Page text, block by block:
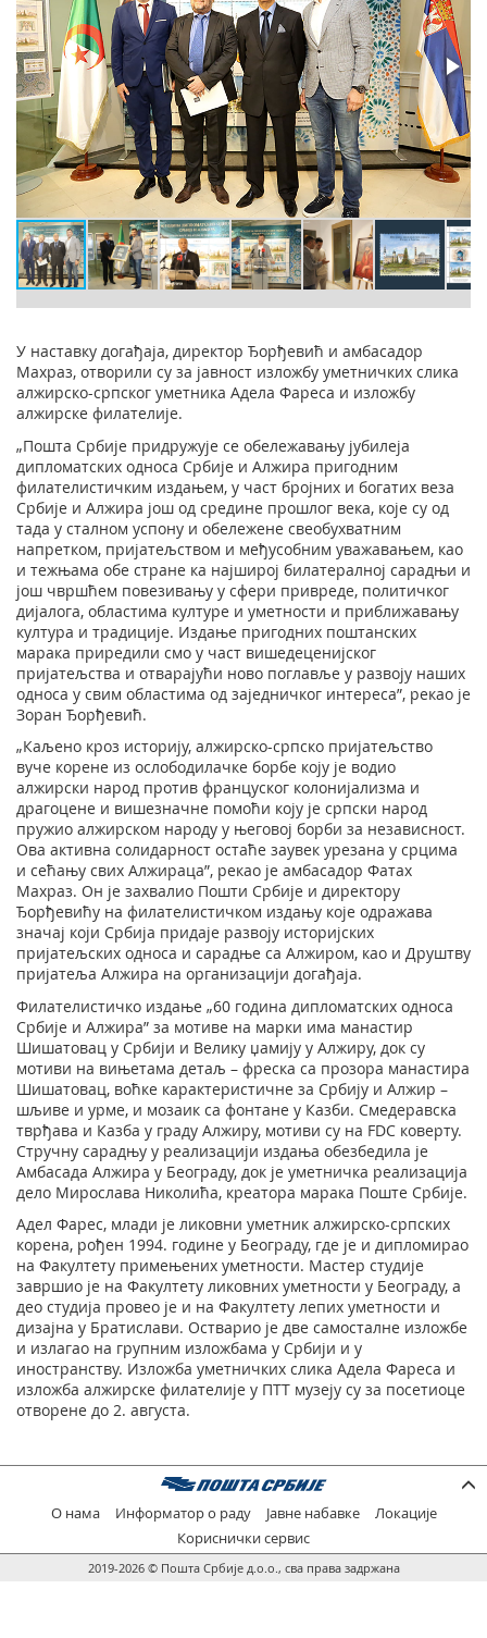
У наставку догађаја, директор Ђорђевић и амбасадор
Махраз, отворили су за јавност изложбу уметничких слика
алжирско-српског уметника Адела Фареса и изложбу
алжирске филателије.
„Пошта Србије придружује се обележавању јубилеја
дипломатских односа Србије и Алжира пригодним
филателистичким издањем, у част бројних и богатих веза
Србије и Алжира још од средине прошлог века, које су од
тада у сталном успону и обележене свеобухватним
напретком, пријатељством и међусобним уважавањем, као
и тежњама обе стране ка најширој билатералној сарадњи и
још чвршћем повезивању у сфери привреде, политичког
дијалога, областима културе и уметности и приближавању
култура и традиције. Издање пригодних поштанских
марака приредили смо у част вишедеценијског
пријатељства и отварајући ново поглавље у развоју наших
односа у свим областима од заједничког интереса”, рекао је
Зоран Ђорђевић.
„Каљено кроз историју, алжирско-српско пријатељство
вуче корене из ослободилачке борбе коју је водио
алжирски народ против француског колонијализма и
драгоцене и вишезначне помоћи коју је српски народ
пружио алжирском народу у његовој борби за независност.
Ова активна солидарност остаће заувек урезана у срцима
и сећању свих Алжираца”, рекао је амбасадор Фатах
Махраз. Он је захвалио Пошти Србије и директору
Ђорђевићу на филателистичком издању које одражава
значај који Србија придаје развоју историјских
пријатељских односа и сарадње са Алжиром, као и Друштву
пријатеља Алжира на организацији догађаја.
Филателистичко издање „60 година дипломатских односа
Србије и Алжира” за мотиве на марки има манастир
Шишатовац у Србији и Велику џамију у Алжиру, док су
мотиви на вињетама детаљ – фреска са прозора манастира
Шишатовац, воћке карактеристичне за Србију и Алжир –
шљиве и урме, и мозаик са фонтане у Казби. Смедеравска
тврђава и Казба у граду Алжиру, мотиви су на FDC коверту.
Стручну сарадњу у реализацији издања обезбедила је
Амбасада Алжира у Београду, док је уметничка реализација
дело Мирослава Николића, креатора марака Поште Србије.
Адел Фарес, млади је ликовни уметник алжирско-српских
корена, рођен 1994. године у Београду, где је и дипломирао
на Факултету примењених уметности. Мастер студије
завршио је на Факултету ликовних уметности у Београду, а
део студија провео је и на Факултету лепих уметности и
дизајна у Братислави. Остварио је две самосталне изложбе
и излагао на групним изложбама у Србији и у
иностранству. Изложба уметничких слика Адела Фареса и
изложба алжирске филателије у ПТТ музеју су за посетиоце
отворене до 2. августа.
О нама Информатор о раду Јавне набавке
Локације
Кориснички сервис
2019-2026 © Пошта Србије д.о.о., сва права задржана